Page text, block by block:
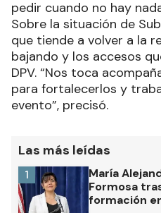
pedir cuando no hay
Sobre la situación de
que tiende a volver a la
bajando y los accesos
DPV. “Nos toca
para fortalecerlos y
evento”, precisó.
Las más leídas
María
Formosa
formación
1